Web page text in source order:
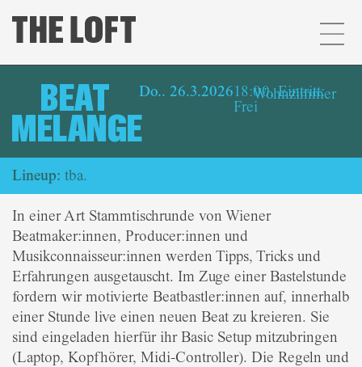
BEAT
MELANGE
Do.. 26.3.202618:00, Eintritt:
Frei
Wohnzimmer
Lineup: tba.
In einer Art Stammtischrunde von Wiener
Beatmaker:innen, Producer:innen und
Musikconnaisseur:innen werden Tipps, Tricks und
Erfahrungen ausgetauscht. Im Zuge einer Bastelstunde
fordern wir motivierte Beatbastler:innen auf, innerhalb
einer Stunde live einen neuen Beat zu kreieren. Sie
sind eingeladen hierfür ihr Basic Setup mitzubringen
(Laptop, Kopfhörer, Midi-Controller). Die Regeln und